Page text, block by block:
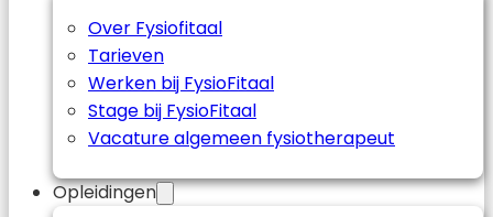
Over Fysiofitaal
Tarieven
Werken bij FysioFitaal
Stage bij FysioFitaal
Vacature algemeen fysiotherapeut
Opleidingen